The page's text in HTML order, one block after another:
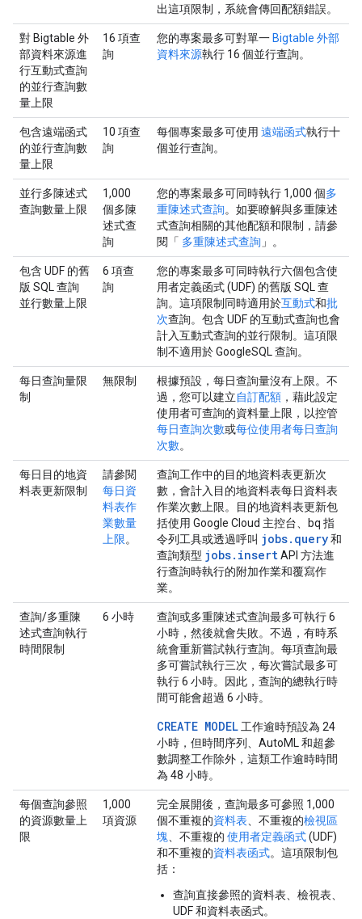
出這項限制，系統會傳回配額錯誤。
對 Bigtable 外
部資料來源進
行互動式查詢
的並行查詢數
量上限
16 項查
詢
您的專案最多可對單一 Bigtable 外部
資料來源執行 16 個並行查詢。
包含遠端函式
的並行查詢數
量上限
10 項查
詢
每個專案最多可使用 遠端函式執行十
個並行查詢。
並行多陳述式
查詢數量上限
1,000
個多陳
述式查
詢
您的專案最多可同時執行 1,000 個多
重陳述式查詢。如要瞭解與多重陳述
式查詢相關的其他配額和限制，請參
閱「 多重陳述式查詢 」。
包含 UDF 的舊
版 SQL 查詢
並行數量上限
6 項查
詢
您的專案最多可同時執行六個包含使
用者定義函式 (UDF) 的舊版 SQL 查
詢。這項限制同時適用於互動式和批
次查詢。包含 UDF 的互動式查詢也會
計入互動式查詢的並行限制。這項限
制不適用於 GoogleSQL 查詢。
每日查詢量限
制
無限制
根據預設，每日查詢量沒有上限。不
過，您可以建立自訂配額 ，藉此設定
使用者可查詢的資料量上限，以控管
每日查詢次數或每位使用者每日查詢
次數。
每日目的地資
料表更新限制
請參閱
每日資
料表作
業數量
上限。
查詢工作中的目的地資料表更新次
數，會計入目的地資料表每日資料表
作業次數上限。目的地資料表更新包
括使用 Google Cloud 主控台、bq 指
令列工具或透過呼叫 jobs.query和
查詢類型 jobs.insertAPI 方法進
行查詢時執行的附加作業和覆寫作
業。
查詢/多重陳
述式查詢執行
時間限制
6 小時
查詢或多重陳述式查詢最多可執行 6
小時，然後就會失敗。不過，有時系
統會重新嘗試執行查詢。每項查詢最
多可嘗試執行三次，每次嘗試最多可
執行 6 小時。因此，查詢的總執行時
間可能會超過 6 小時。
CREATE MODEL 工作逾時預設為 24
小時，但時間序列、AutoML 和超參
數調整工作除外，這類工作逾時時間
為 48 小時。
每個查詢參照
的資源數量上
限
1,000
項資源
完全展開後，查詢最多可參照 1,000
個不重複的資料表 、不重複的檢視區
塊 、不重複的 使用者定義函式(UDF)
和不重複的資料表函式。這項限制包
括：
查詢直接參照的資料表、檢視表、
UDF 和資料表函式。